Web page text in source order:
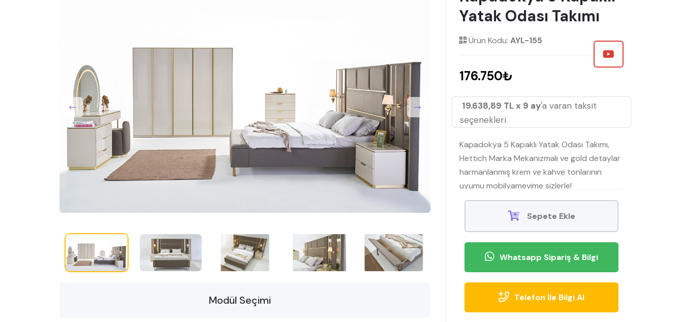
Modül Seçimi
Yatak Odası Takımı
Ürün Kodu: AYL-155
176.750₺
19.638,89 TL x 9 ay'a varan taksit
seçenekleri
Kapadokya 5 Kapaklı Yatak Odası Takımı,
Hettich Marka Mekanizmalı ve gold detaylar
harmanlanmış krem ve kahve tonlarının
uyumu mobilyamevime sizlerle!
Sepete Ekle
Whatsapp Sipariş & Bilgi
Telefon İle Bilgi Al